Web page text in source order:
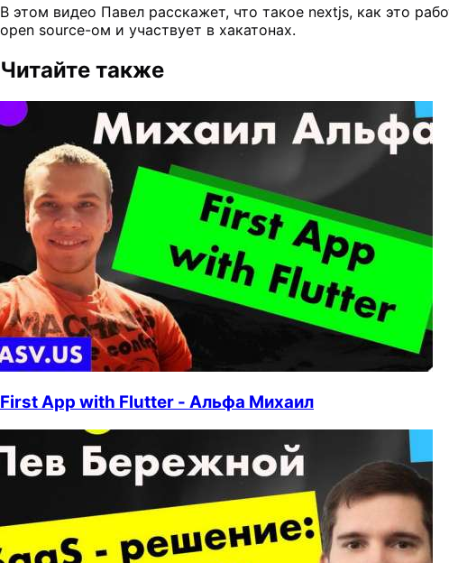
В этом видео Павел расскажет, что такое nextjs, как это
open source-ом и участвует в хакатонах.
Читайте также
First App with Flutter - Альфа Михаил